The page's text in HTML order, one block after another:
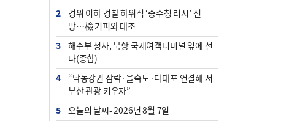
2
경위 이하 경찰 하위직 ‘중수청 러시’ 전
망…檢 기피와 대조
3
해수부 청사, 북항 국제여객터미널 옆에 선
다(종합)
4
“낙동강권 삼락·을숙도·다대포 연결해 서
부산 관광 키우자”
5
오늘의 날씨- 2026년 8월 7일